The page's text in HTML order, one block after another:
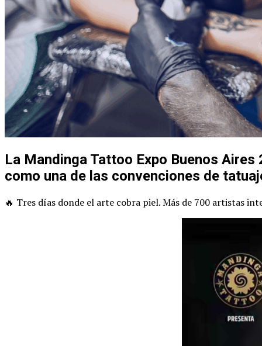
La Mandinga Tattoo Expo Buenos
como una de las convenciones de
🔥 Tres días donde el arte cobra piel. Más de 700 artistas